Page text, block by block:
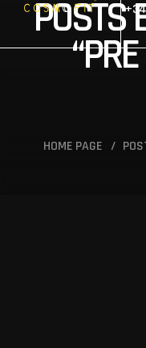
POSTS
HOME PAGE /